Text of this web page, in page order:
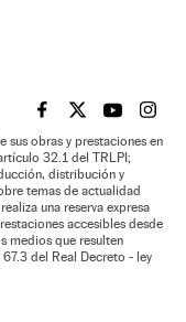
EL PAÍS BRASIL EN
EL PAÍSEL PAÍS
EL
sus obras y prestaciones en
32.1 del TRLPI;
distribución y
temas de actualidad
una reserva expresa
accesibles desde
medios que resulten
del Real Decreto - ley